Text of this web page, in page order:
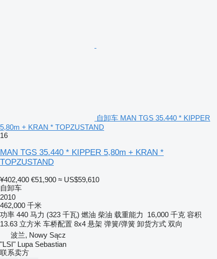
自卸车 MAN TGS 35.440 * KIPPER
5,80m + KRAN * TOPZUSTAND
16
MAN TGS 35.440 * KIPPER 5,80m + KRAN *
TOPZUSTAND
¥402,400 €51,900 ≈ US$59,610
自卸车
2010
462,000 千米
功率 440 马力 (323 千瓦) 燃油 柴油 载重能力 16,000 千克 容积
13.63 立方米 车桥配置 8x4 悬架 弹簧/弹簧 卸货方式 双向
波兰, Nowy Sącz
"LSI" Lupa Sebastian
联系卖方